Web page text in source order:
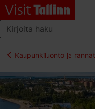
Kaupunkiluonto ja rannat